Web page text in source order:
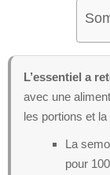
L’essentiel a
avec une
les portions et la
La
pour